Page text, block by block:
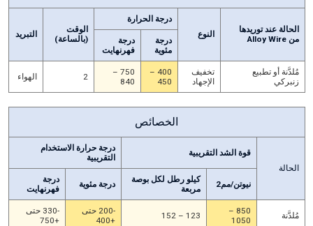
الحالة عند توريدها
من Alloy Wire
النوع
درجة الحرارة
الوقت
(بالساعة)
التبريد
درجة
مئوية
درجة
فهرنهايت
مُلدَّنة أو تطبيع
زنبركي
تخفيف
الإجهاد
400 –
450
750 –
840
2 الهواء
الخصائص
الحالة
قوة الشد التقريبية
درجة حرارة الاستخدام
التقريبية
نيوتن/مم2
كيلو رطل لكل بوصة
مربعة
درجة مئوية
درجة
فهرنهايت
مُلدَّنة
850 –
1050
123 – 152
-200 حتى
+400
-330 حتى
+750